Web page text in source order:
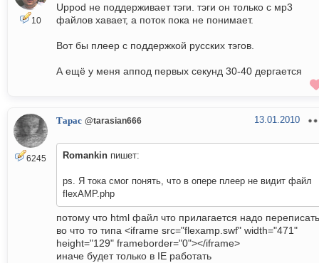
10
Uppod не поддерживает тэги. тэги он только с мр3
файлов хавает, а поток пока не понимает.
Вот бы плеер с поддержкой русских тэгов.
А ещё у меня аппод первых секунд 30-40 дергается
6245
Тарас @tarasian666 13.01.2010
Romankin пишет:
ps. Я тока смог понять, что в опере плеер не видит файл
flexAMP.php
потому что html файл что прилагается надо переписать
во что то типа <iframe src="flexamp.swf" width="471"
height="129" frameborder="0"></iframe>
иначе будет только в IE работать